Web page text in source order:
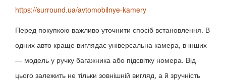
https://surround.ua/avtomobilnye-kamery
Перед покупкою важливо уточнити спосіб встановлення. В
одних авто краще виглядає універсальна камера, в інших
— модель у ручку багажника або підсвітку номера. Від
цього залежить не тільки зовнішній вигляд, а й зручність